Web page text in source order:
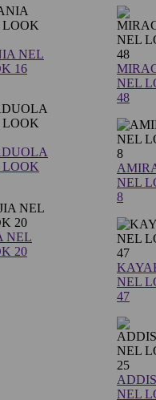
NEL
16
LOOK
NEL
20
NEL
48
NEL
8
NEL
47
NEL